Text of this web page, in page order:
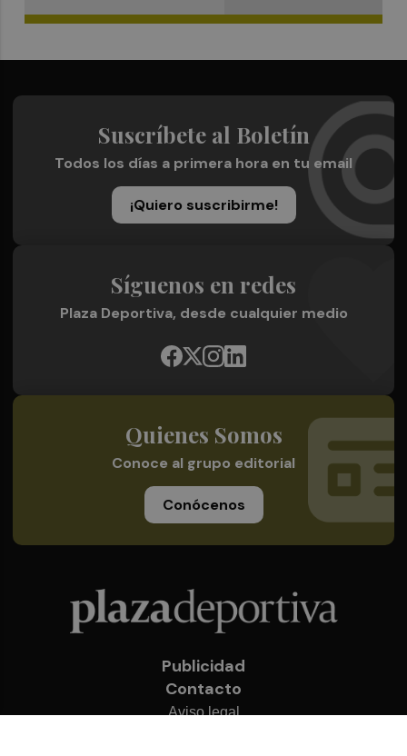
Suscríbete al Boletín
Todos los días a primera hora en tu email
¡Quiero suscribirme!
Síguenos en redes
Plaza Deportiva, desde cualquier medio
Quienes Somos
Conoce al grupo editorial
Conócenos
Publicidad
Contacto
Aviso legal